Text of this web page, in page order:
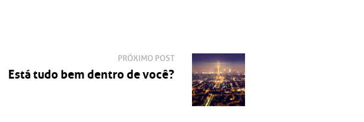
PRÓXIMO POST
Está tudo bem dentro de você?